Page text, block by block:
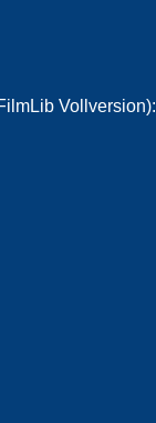
Vollversion):